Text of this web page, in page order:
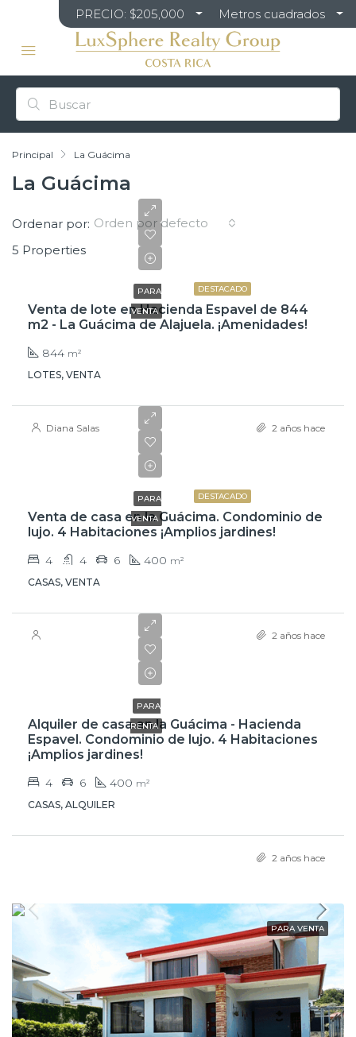
PRECIO: $205,000 Metros cuadrados
Principal La Guácima
La Guácima
5 Properties
Ordenar por: Orden por defecto
DESTACADO
PARA
VENTA
Venta de lote en Hacienda Espavel de 844
m2 - La Guácima de Alajuela. ¡Amenidades!
844 m²
LOTES, VENTA
Diana Salas 2 años hace
DESTACADO
PARA
VENTA
Venta de casa en la Guácima. Condominio de
lujo. 4 Habitaciones ¡Amplios jardines!
4 4 6 400 m²
CASAS, VENTA
2 años hace
PARA
RENTA
Alquiler de casa en la Guácima - Hacienda
Espavel. Condominio de lujo. 4 Habitaciones
¡Amplios jardines!
4 6 400 m²
CASAS, ALQUILER
2 años hace
PARA VENTA